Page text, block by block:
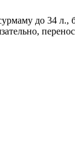
до 34 л.,